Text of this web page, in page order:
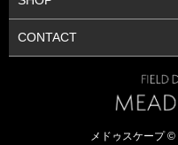
CONTACT
メドゥスケープ